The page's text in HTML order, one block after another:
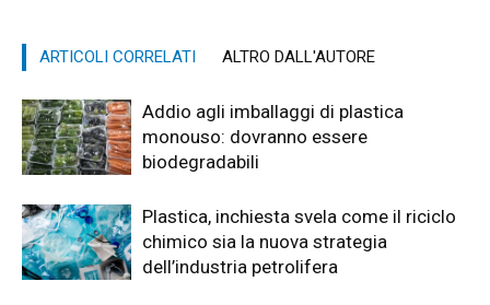
ARTICOLI CORRELATI ALTRO DALL'AUTORE
Addio agli imballaggi di plastica
monouso: dovranno essere
biodegradabili
Plastica, inchiesta svela come il riciclo
chimico sia la nuova strategia
dell’industria petrolifera